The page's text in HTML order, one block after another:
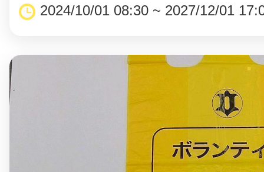
2024/10/01 08:30 ~ 2027/12/01
©︎ KAYAC Inc. All